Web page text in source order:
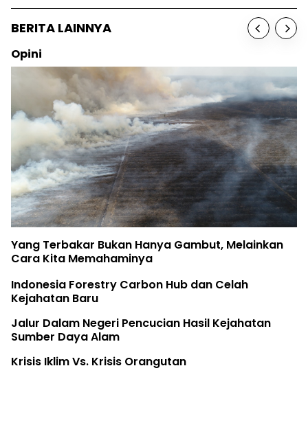
BERITA LAINNYA
Opini
Yang Terbakar Bukan Hanya Gambut, Melainkan
Cara Kita Memahaminya
Indonesia Forestry Carbon Hub dan Celah
Kejahatan Baru
Jalur Dalam Negeri Pencucian Hasil Kejahatan
Sumber Daya Alam
Krisis Iklim Vs. Krisis Orangutan